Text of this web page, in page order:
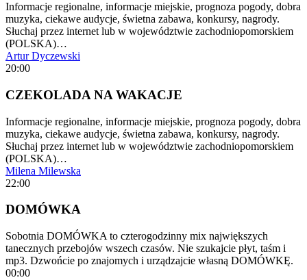
Informacje regionalne, informacje miejskie, prognoza pogody, dobra
muzyka, ciekawe audycje, świetna zabawa, konkursy, nagrody.
Słuchaj przez internet lub w województwie zachodniopomorskiem
(POLSKA)…
Artur Dyczewski
20:00
CZEKOLADA NA WAKACJE
Informacje regionalne, informacje miejskie, prognoza pogody, dobra
muzyka, ciekawe audycje, świetna zabawa, konkursy, nagrody.
Słuchaj przez internet lub w województwie zachodniopomorskiem
(POLSKA)…
Milena Milewska
22:00
DOMÓWKA
Sobotnia DOMÓWKA to czterogodzinny mix największych
tanecznych przebojów wszech czasów. Nie szukajcie płyt, taśm i
mp3. Dzwońcie po znajomych i urządzajcie własną DOMÓWKĘ.
00:00